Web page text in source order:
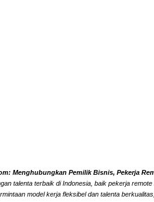
Menghubungkan Pemilik Bisnis, Pekerja
talenta terbaik di Indonesia, baik pekerja
model kerja fleksibel dan talenta